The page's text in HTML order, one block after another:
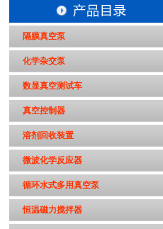
隔膜真空泵
化学杂交泵
数显真空测试车
真空控制器
溶剂回收装置
微波化学反应器
循环水式多用真空泵
恒温磁力搅拌器